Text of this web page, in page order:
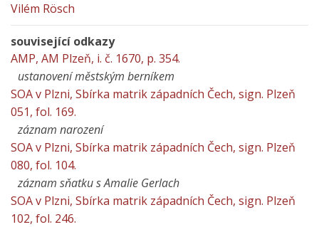
Vilém Rösch
související odkazy
AMP, AM Plzeň, i. č. 1670, p. 354.
ustanovení městským berníkem
SOA v Plzni, Sbírka matrik západních Čech, sign. Plzeň
051, fol. 169.
záznam narození
SOA v Plzni, Sbírka matrik západních Čech, sign. Plzeň
080, fol. 104.
záznam sňatku s Amalie Gerlach
SOA v Plzni, Sbírka matrik západních Čech, sign. Plzeň
102, fol. 246.